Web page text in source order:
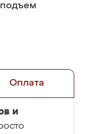
Оплата
и